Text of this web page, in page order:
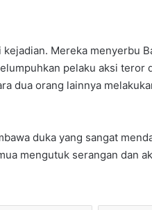
Mereka menyerbu
pelaku aksi
dua orang lainnya
duka yang sangat
mengutuk serangan dan